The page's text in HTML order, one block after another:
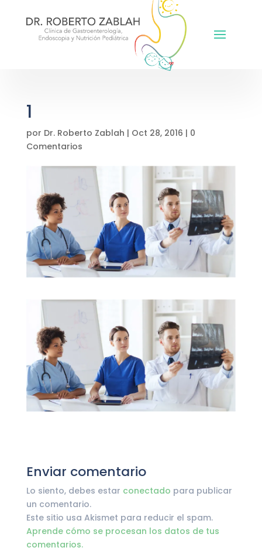
1
por Dr. Roberto Zablah | Oct 28, 2016 | 0
Comentarios
Enviar comentario
Lo siento, debes estar conectado para publicar
un comentario.
Este sitio usa Akismet para reducir el spam.
Aprende cómo se procesan los datos de tus
comentarios.